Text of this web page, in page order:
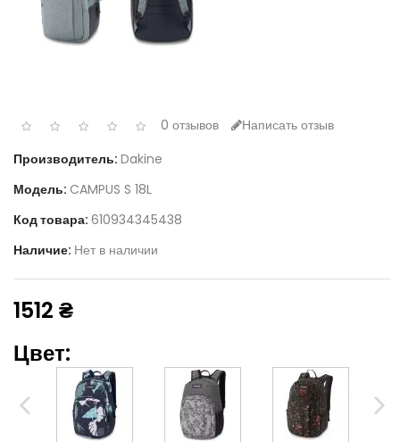
0 отзывов
Написать отзыв
Производитель: Dakine
Модель: CAMPUS S 18L
Код товара: 610934345438
Наличие: Нет в наличии
1512 ₴
Цвет: